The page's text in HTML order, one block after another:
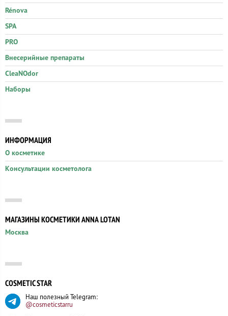
Rénova
SPA
PRO
Внесерийные препараты
CleaNOdor
Наборы
ИНФОРМАЦИЯ
О косметике
Консультации косметолога
МАГАЗИНЫ КОСМЕТИКИ ANNA LOTAN
Москва
COSMETIC STAR
Наш полезный Telegram:
@cosmeticstarru